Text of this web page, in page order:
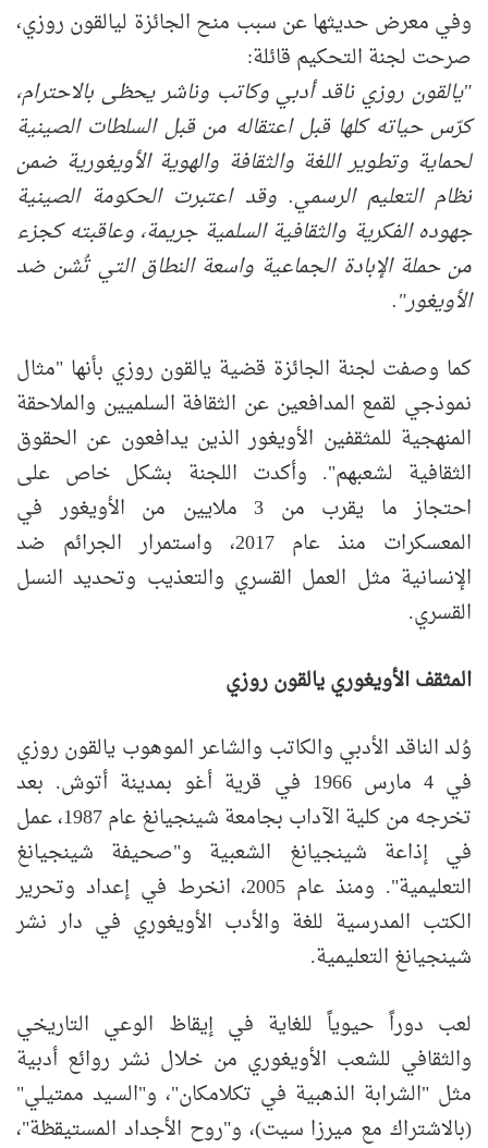
وفي معرض حديثها عن سبب منح الجائزة ليالقون روزي،
صرحت لجنة التحكيم قائلة:
"يالقون روزي ناقد أدبي وكاتب وناشر يحظى بالاحترام،
كرّس حياته كلها قبل اعتقاله من قبل السلطات الصينية
لحماية وتطوير اللغة والثقافة والهوية الأويغورية ضمن
نظام التعليم الرسمي. وقد اعتبرت الحكومة الصينية
جهوده الفكرية والثقافية السلمية جريمة، وعاقبته كجزء
من حملة الإبادة الجماعية واسعة النطاق التي تُشن ضد
الأويغور".
كما وصفت لجنة الجائزة قضية يالقون روزي بأنها "مثال
نموذجي لقمع المدافعين عن الثقافة السلميين والملاحقة
المنهجية للمثقفين الأويغور الذين يدافعون عن الحقوق
الثقافية لشعبهم". وأكدت اللجنة بشكل خاص على
احتجاز ما يقرب من 3 ملايين من الأويغور في
المعسكرات منذ عام 2017، واستمرار الجرائم ضد
الإنسانية مثل العمل القسري والتعذيب وتحديد النسل
القسري.
المثقف الأويغوري يالقون روزي
وُلد الناقد الأدبي والكاتب والشاعر الموهوب يالقون روزي
في 4 مارس 1966 في قرية أغو بمدينة أتوش. بعد
تخرجه من كلية الآداب بجامعة شينجيانغ عام 1987، عمل
في إذاعة شينجيانغ الشعبية و"صحيفة شينجيانغ
التعليمية". ومنذ عام 2005، انخرط في إعداد وتحرير
الكتب المدرسية للغة والأدب الأويغوري في دار نشر
شينجيانغ التعليمية.
لعب دوراً حيوياً للغاية في إيقاظ الوعي التاريخي
والثقافي للشعب الأويغوري من خلال نشر روائع أدبية
مثل "الشرابة الذهبية في تكلامكان"، و"السيد ممتيلي"
(بالاشتراك مع ميرزا سيت)، و"روح الأجداد المستيقظة"،